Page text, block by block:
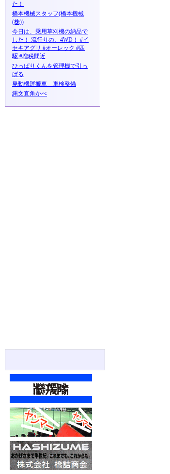
た！
橋本機械スタッフ(橋本機械
(株))
今日は、乗用草刈機の納品で
した！ 流行りの、4WD！ #イ
セキアグリ #オーレック #四
駆 #増税間近
ひっぱりくんを管理機で引っ
ぱる
発動機運搬車 車検整備
縄文直角かべ